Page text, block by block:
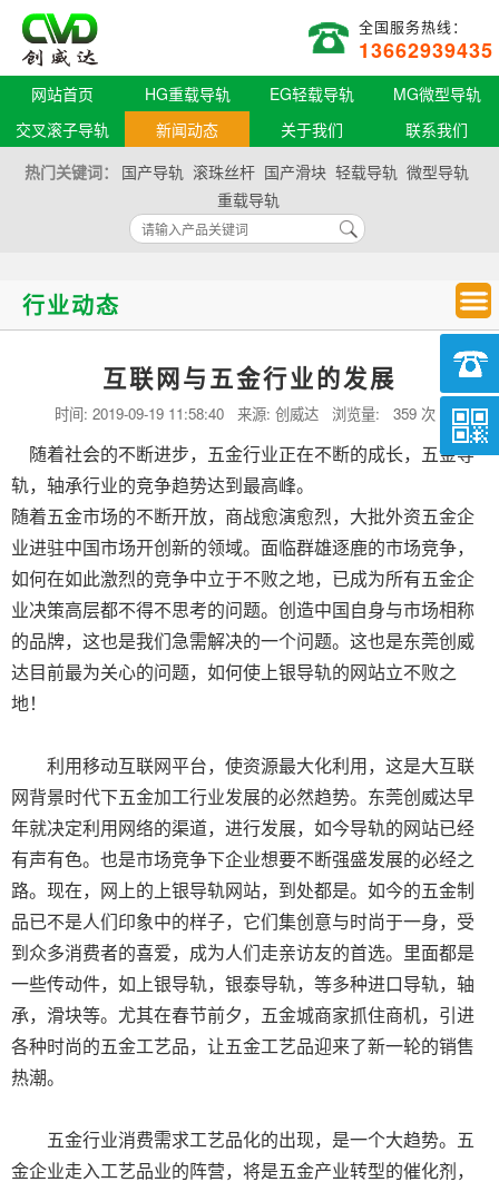
全国服务热线：
13662939435
网站首页 HG重载导轨 EG轻载导轨
MG微型导轨
交叉滚子导轨
新闻动态 关于我们
联系我们
热门关键词：
国产导轨 滚珠丝杆 国产滑块 轻载导轨 微型导轨
重载导轨
行业动态
互联网与五金行业的发展
时间: 2019-09-19 11:58:40 来源: 创威达 浏览量: 359 次
随着社会的不断进步，五金行业正在不断的成长，五金导
轨，轴承行业的竞争趋势达到最高峰。
随着五金市场的不断开放，商战愈演愈烈，大批外资五金企
业进驻中国市场开创新的领域。面临群雄逐鹿的市场竞争，
如何在如此激烈的竞争中立于不败之地，已成为所有五金企
业决策高层都不得不思考的问题。创造中国自身与市场相称
的品牌，这也是我们急需解决的一个问题。这也是东莞创威
达目前最为关心的问题，如何使上银导轨的网站立不败之
地！
利用移动互联网平台，使资源最大化利用，这是大互联
网背景时代下五金加工行业发展的必然趋势。东莞创威达早
年就决定利用网络的渠道，进行发展，如今导轨的网站已经
有声有色。也是市场竞争下企业想要不断强盛发展的必经之
路。现在，网上的上银导轨网站，到处都是。如今的五金制
品已不是人们印象中的样子，它们集创意与时尚于一身，受
到众多消费者的喜爱，成为人们走亲访友的首选。里面都是
一些传动件，如上银导轨，银泰导轨，等多种进口导轨，轴
承，滑块等。尤其在春节前夕，五金城商家抓住商机，引进
各种时尚的五金工艺品，让五金工艺品迎来了新一轮的销售
热潮。
五金行业消费需求工艺品化的出现，是一个大趋势。五
金企业走入工艺品业的阵营，将是五金产业转型的催化剂，